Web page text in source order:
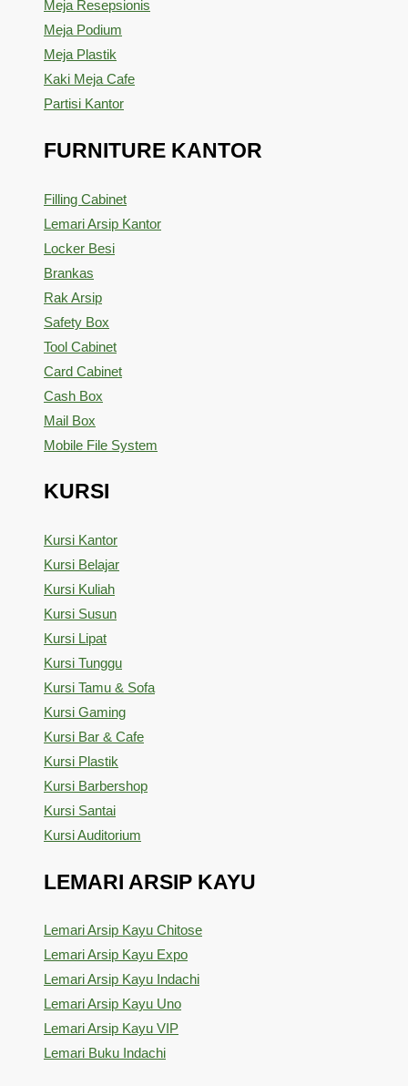
Meja Resepsionis
Meja Podium
Meja Plastik
Kaki Meja Cafe
Partisi Kantor
FURNITURE KANTOR
Filling Cabinet
Lemari Arsip Kantor
Locker Besi
Brankas
Rak Arsip
Safety Box
Tool Cabinet
Card Cabinet
Cash Box
Mail Box
Mobile File System
KURSI
Kursi Kantor
Kursi Belajar
Kursi Kuliah
Kursi Susun
Kursi Lipat
Kursi Tunggu
Kursi Tamu & Sofa
Kursi Gaming
Kursi Bar & Cafe
Kursi Plastik
Kursi Barbershop
Kursi Santai
Kursi Auditorium
LEMARI ARSIP KAYU
Lemari Arsip Kayu Chitose
Lemari Arsip Kayu Expo
Lemari Arsip Kayu Indachi
Lemari Arsip Kayu Uno
Lemari Arsip Kayu VIP
Lemari Buku Indachi